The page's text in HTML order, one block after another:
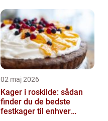
02 maj 2026
Kager i roskilde: sådan
finder du de bedste
festkager til enhver